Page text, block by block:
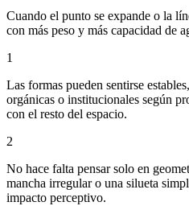
Cuando el punto se expande o la
con más peso y más capacidad de
1
Las formas pueden sentirse
orgánicas o institucionales según
con el resto del espacio.
2
No hace falta pensar solo en
mancha irregular o una silueta
impacto perceptivo.